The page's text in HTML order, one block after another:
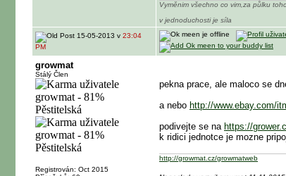
Vyměnim všechno co vim,za půlku
v jednoduchosti je síla
15-05-2013 v 23:04
PM
growmat
Stálý Člen
Registrován: Oct 2015
pekna prace, ale maloco se
a nebo http://www.ebay.com/
podivejte se na https://
k ridici jednotce je mozne
http://growmat.cz/growmatweb